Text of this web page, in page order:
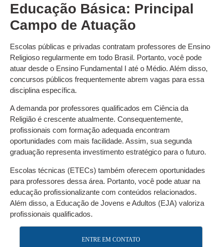
Educação Básica: Principal
Campo de Atuação
Escolas públicas e privadas contratam professores de Ensino
Religioso regularmente em todo Brasil. Portanto, você pode
atuar desde o Ensino Fundamental I até o Médio. Além disso,
concursos públicos frequentemente abrem vagas para essa
disciplina específica.
A demanda por professores qualificados em Ciência da
Religião é crescente atualmente. Consequentemente,
profissionais com formação adequada encontram
oportunidades com mais facilidade. Assim, sua segunda
graduação representa investimento estratégico para o futuro.
Escolas técnicas (ETECs) também oferecem oportunidades
para professores dessa área. Portanto, você pode atuar na
educação profissionalizante com conteúdos relacionados.
Além disso, a Educação de Jovens e Adultos (EJA) valoriza
profissionais qualificados.
ENTRE EM CONTATO